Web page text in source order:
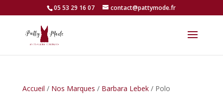
05 53 29 16 07 contact@pattymode.fr
Accueil / Nos Marques / Barbara Lebek/ Polo